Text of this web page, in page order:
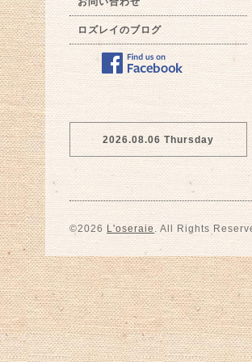
ロズレイのブログ
2026.08.06 Thursday
©2026 L'oseraie . All Rights